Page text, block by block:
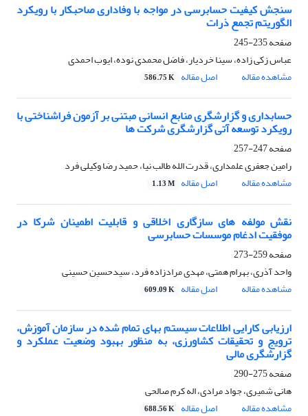
سنجش کیفیت حسابرسی در مواجه با وفاداری صاحبکار با رویکرد
الگوریتم تجمع ذرات
صفحه235-245
عباس زکی زاده، سینا خردیار، فاضل محمدی نوده، ایوب احمدی
مشاهده مقاله
اصل مقاله 586.75 K
حسابداری و گزارشگری منابع انسانی مبتنی بر آزمون فراشناختی با
رویکرد توسعه آتی گزارشگری شرکت ها
صفحه247-257
رامین جعفری علمداری، قدرت الله طالب نیا، حمید رضا وکیلی فرد
مشاهده مقاله
اصل مقاله 1.13 M
نقش مولفه های سازگاری اخلاقی و قابلیت اطمینان شرکا در
موفقیت ادغام موسسات حسابرسی
صفحه259-273
واحد آذری، بهرام همتی، مهدی مرادزاده فرد، سیدحسین حسینی
مشاهده مقاله
اصل مقاله 609.09 K
ارزیابی کارایی اطلاعات سیستم بهای تمام شده در سازمان آموزش،
ترویج و تحقیقات کشاورزی، به منظور بهبود وضعیت عملکرد و
گزارشگری مالی
صفحه275-290
هانی شمیری، جواد مرادی، اله کرم صالحی
مشاهده مقاله
اصل مقاله 688.56 K